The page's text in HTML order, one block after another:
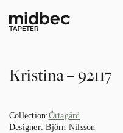
Kristina – 92117
Collection:Örtagård
Designer:Björn Nilsson